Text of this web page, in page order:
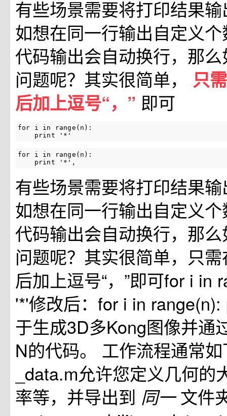
有些场景需要将打印结果
如想在同一行输出自定义个
代码输出会自动换行，那
问题呢？其实很简单， 只
后加上逗号“，” 即可
for i in range(n):
    print '*'
for i in range(n):
    print '*'，
有些场景需要将打印结果
如想在同一行输出自定义个
代码输出会自动换行，那
问题呢？其实很简单，只
后加上逗号“，”即可for i in
'*'修改后：for i in
于生成3D多Kong图像并通
N的代码。 工作流程通常
_data.m允许您定义几何的
率等，并导出到 同一文件